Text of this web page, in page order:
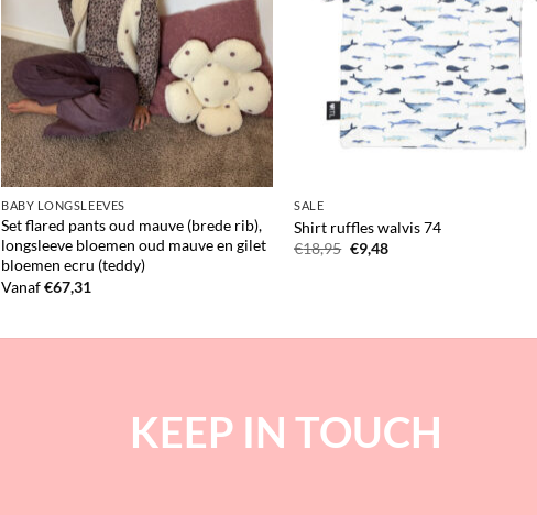
BABY LONGSLEEVES
Set flared pants oud mauve (brede rib),
longsleeve bloemen oud mauve en gilet
bloemen ecru (teddy)
Vanaf€67,31
SALE
Shirt ruffles walvis 74
€18,95 Oorspronkelijke
prijs
€9,48Huidige
KEEP IN TOUCH